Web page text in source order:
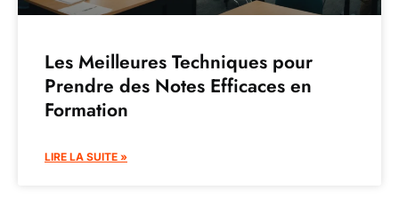
Les Meilleures Techniques pour
Prendre des Notes Efficaces en
Formation
LIRE LA SUITE »